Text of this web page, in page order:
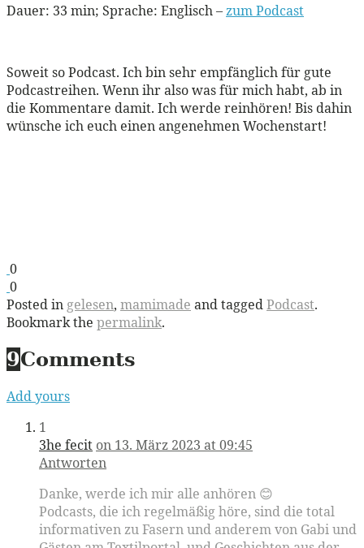
Dauer: 33 min; Sprache: Englisch –zum Podcast
Soweit so Podcast. Ich bin sehr empfänglich für gute
Podcastreihen. Wenn ihr also was für mich habt, ab in
die Kommentare damit. Ich werde reinhören! Bis dahin
wünsche ich euch einen angenehmen Wochenstart!
0
0
Posted in gelesen, mamimade and taggedPodcast.
Bookmark the permalink.
9Comments
Add yours
1
3he fecit on 13. März 2023 at 09:45
Antworten
Danke, werde ich mir alle anhören 😊
Podcasts, die ich regelmäßig höre, sind die total
informativen zu Fasern und anderem von Gabi und